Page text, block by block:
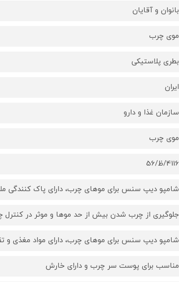
بانوان و آقایان
موی چرب
بطری پلاستیکی
ایران
سازمان غذا و دارو
موی چرب
4116/ظ/56
شامپو دیپ سنس برای موهای چرب، دارای پاک کنندگی
جلوگیری از چرب شدن بیش از حد موها و موثر در
شامپو دیپ سنس برای موهای چرب، دارای مواد مغذی و
مناسب برای پوست سر چرب و دارای خارش